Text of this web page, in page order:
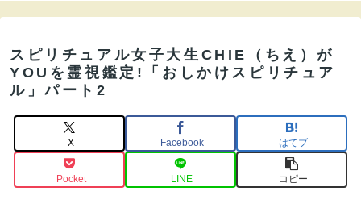
スピリチュアル女子大生CHIE（ちえ）が
YOUを霊視鑑定!「おしかけスピリチュア
ル」パート2
X Facebook はてブ
Pocket LINE コピー